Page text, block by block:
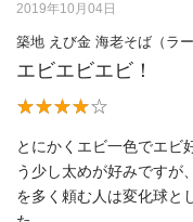
2019年10月04日
築地 えび金 海老そば（ラー
エビエビエビ！
とにかくエビ一色でエビ
う少し太めが好みですが
を多く頼む人は変化球と